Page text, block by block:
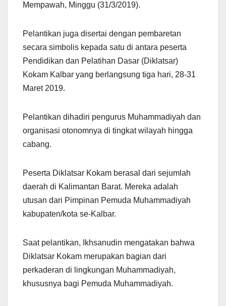
Mempawah, Minggu (31/3/2019).
Pelantikan juga disertai dengan pembaretan
secara simbolis kepada satu di antara peserta
Pendidikan dan Pelatihan Dasar (Diklatsar)
Kokam Kalbar yang berlangsung tiga hari, 28-31
Maret 2019.
Pelantikan dihadiri pengurus Muhammadiyah dan
organisasi otonomnya di tingkat wilayah hingga
cabang.
Peserta Diklatsar Kokam berasal dari sejumlah
daerah di Kalimantan Barat. Mereka adalah
utusan dari Pimpinan Pemuda Muhammadiyah
kabupaten/kota se-Kalbar.
Saat pelantikan, Ikhsanudin mengatakan bahwa
Diklatsar Kokam merupakan bagian dari
perkaderan di lingkungan Muhammadiyah,
khususnya bagi Pemuda Muhammadiyah.